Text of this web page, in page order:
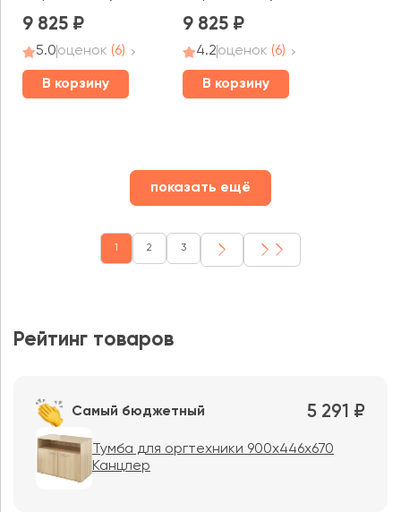
9 825
5.0оценок (6)
В корзину
9 825
4.2оценок (6)
В корзину
показать ещё
1 2 3
Рейтинг товаров
Самый бюджетный 5 291 ₽
Тумба для оргтехники 900х446х670
Канцлер